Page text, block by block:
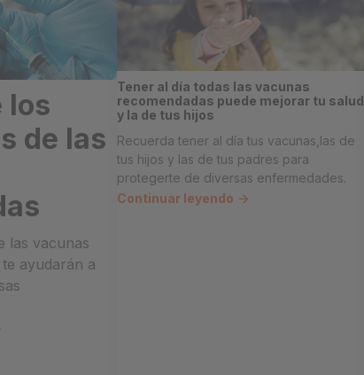
los
de las
las vacunas
ayudarán a
Tener al día todas las vacunas
recomendadas puede mejorar tu salud
y la de tus hijos
Recuerda tener al día tus vacunas,las de
tus hijos y las de tus padres para
protegerte de diversas enfermedades.
Continuar leyendo